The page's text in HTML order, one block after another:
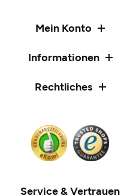
Mein Konto
Informationen
Rechtliches
Service & Vertrauen